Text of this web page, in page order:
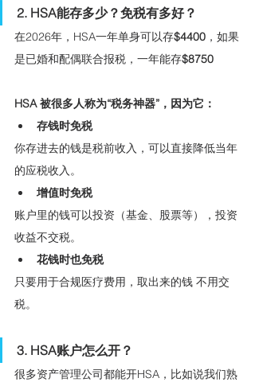
2. HSA能存多少？免税有多好？
在2026年，HSA一年单身可以存$4400 ，如果
是已婚和配偶联合报税，一年能存$8750
HSA 被很多人称为“税务神器”，因为它：
存钱时免税
你存进去的钱是税前收入，可以直接降低当年
的应税收入。
增值时免税
账户里的钱可以投资（基金、股票等），投资
收益不交税。
花钱时也免税
只要用于合规医疗费用，取出来的钱 不用交
税。
3. HSA账户怎么开？
很多资产管理公司都能开HSA，比如说我们熟